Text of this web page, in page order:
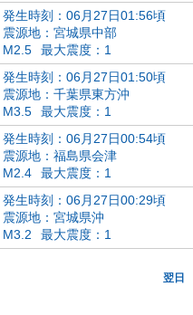
発生時刻：06月27日01:56頃
震源地：宮城県中部
M2.5
最大震度：1
発生時刻：06月27日01:50頃
震源地：千葉県東方沖
M3.5
最大震度：1
発生時刻：06月27日00:54頃
震源地：福島県会津
M2.4
最大震度：1
発生時刻：06月27日00:29頃
震源地：宮城県沖
M3.2
最大震度：1
翌日